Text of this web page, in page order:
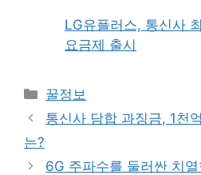
LG유플러스, 통신사
요금제 출시
Categories
꿀정보
통신사 담합 과징금, 1천
는?
6G 주파수를 둘러싼 치열